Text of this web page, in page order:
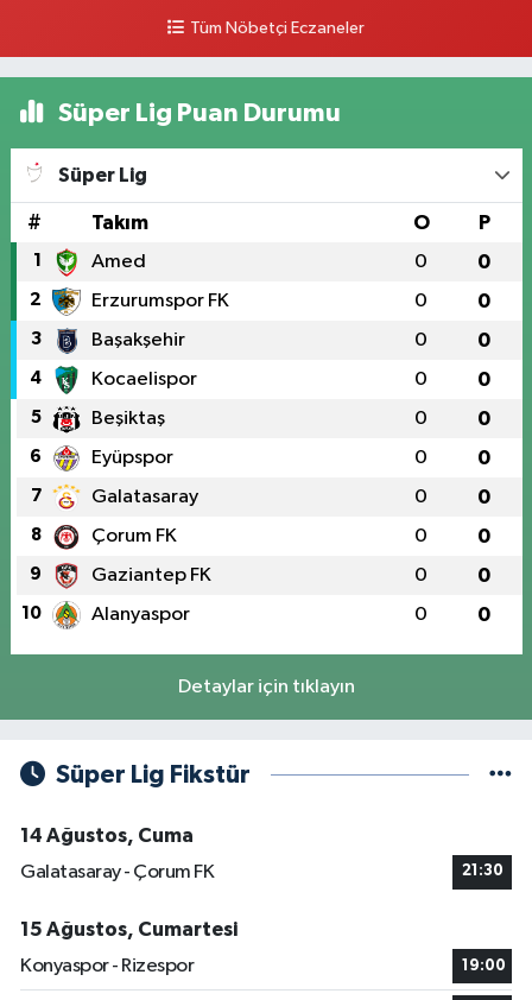
Tüm Nöbetçi Eczaneler
Süper Lig Puan Durumu
Süper Lig
# Takım O P
1 Amed 0 0
2 Erzurumspor FK 0 0
3 Başakşehir 0 0
4 Kocaelispor 0 0
5 Beşiktaş 0 0
6 Eyüpspor 0 0
7 Galatasaray 0 0
8 Çorum FK 0 0
9 Gaziantep FK 0 0
10 Alanyaspor 0 0
Detaylar için tıklayın
Süper Lig Fikstür
14 Ağustos, Cuma
Galatasaray - Çorum FK
21:30
15 Ağustos, Cumartesi
Konyaspor - Rizespor
19:00